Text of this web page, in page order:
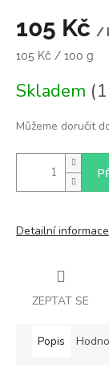
105 Kč /
Měrná
105 Kč / 100 g
Skladem
Můžeme doručit
Detailní informace
ZEPTAT SE
Popis